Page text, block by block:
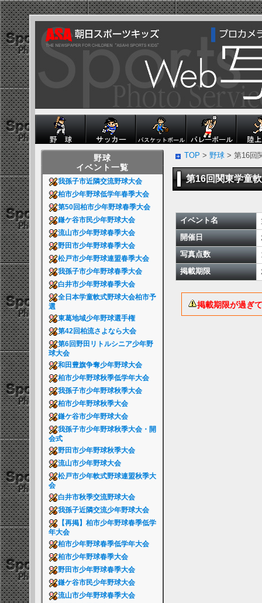
野球
イベント一覧
我孫子市近隣交流野球大会
柏市少年野球低学年春季大会
第50回柏市少年野球春季大会
鎌ケ谷市民少年野球大会
流山市少年野球春季大会
野田市少年野球春季大会
松戸市少年野球連盟春季大会
我孫子市少年野球春季大会
白井市少年野球春季大会
全日本学童軟式野球大会柏市予
選
東葛地域少年野球選手権
第42回柏流さよなら大会
第6回野田リトルシニア少年野
球大会
和田豊旗争奪少年野球大会
柏市少年野球秋季低学年大会
我孫子市少年野球秋季大会
柏市少年野球秋季大会
鎌ケ谷市少年野球大会
我孫子市少年野球秋季大会・開
会式
野田市少年野球秋季大会
流山市少年野球大会
松戸市少年軟式野球連盟秋季大
会
白井市秋季交流野球大会
我孫子近隣交流少年野球大会
【再掲】柏市少年野球春季低学
年大会
柏市少年野球春季低学年大会
柏市少年野球春季大会
野田市少年野球春季大会
鎌ケ谷市民少年野球大会
流山市少年野球春季大会
TOP > 野球> 第16回
第16回関東学童
イベント名
開催日
写真点数
掲載期限
掲載期限が過ぎ